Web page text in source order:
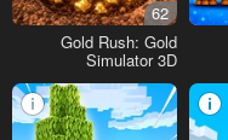
62
Gold Rush: Gold
Simulator 3D